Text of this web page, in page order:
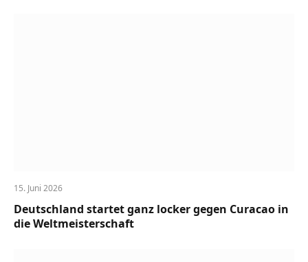
15. Juni 2026
Deutschland startet ganz locker gegen Curacao in
die Weltmeisterschaft